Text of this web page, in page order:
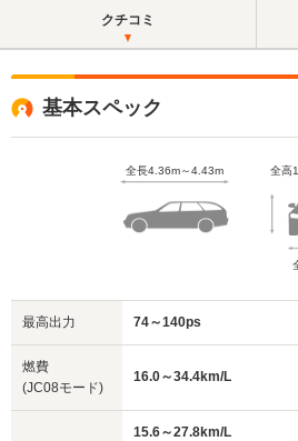
クチコミ
基本スペック
全長4.36m～4.43m 全高
最高出力 74～140ps
燃費
(JC08モード)
16.0～34.4km/L
15.6～27.8km/L